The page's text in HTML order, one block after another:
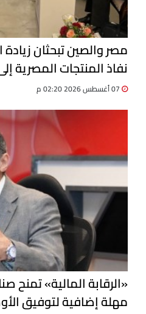
مصر والصين تبحثان زيادة
نفاذ المنتجات المصرية
«الرقابة المالية» تمنح
مهلة إضافية لتوفيق الأوضاع